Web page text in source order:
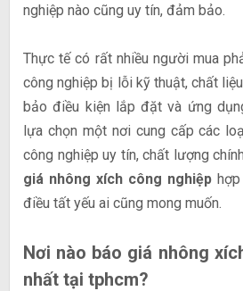
nghiệp nào cũng uy tín, đảm bảo.
Thực tế có rất nhiều người mua
công nghiệp bị lỗi kỹ thuật, chất
bảo điều kiện lắp đặt và ứng
lựa chọn một nơi cung cấp các
công nghiệp uy tín, chất lượng
giá nhông xích công nghiệphợp
điều tất yếu ai cũng mong muốn.
Nơi nào báo giá nhông
nhất tại tphcm?